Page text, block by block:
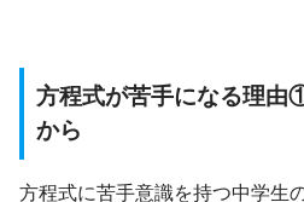
方程式が苦手になる理由
から
方程式に苦手意識を持つ中学生